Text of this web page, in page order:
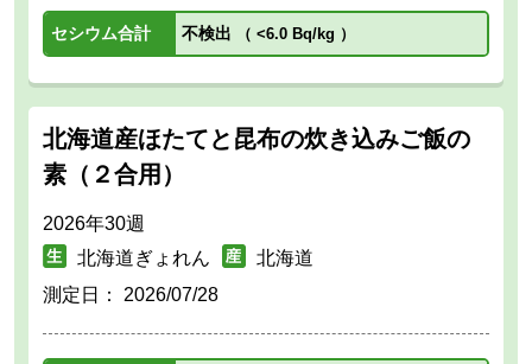
セシウム合計 不検出 （ <6.0 Bq/kg ）
北海道産ほたてと昆布の炊き込みご飯の
素（２合用）
2026年30週
北海道ぎょれん
北海道
測定日： 2026/07/28